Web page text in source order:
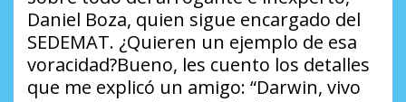
Daniel Boza, quien sigue encargado del
SEDEMAT. ¿Quieren un ejemplo de esa
voracidad?Bueno, les cuento los detalles
que me explicó un amigo: “Darwin, vivo